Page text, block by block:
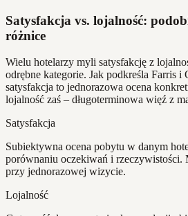
Satysfakcja vs. lojalność:
różnice
Wielu hotelarzy myli satysfakcję z
odrębne kategorie. Jak podkreśla Farris i
satysfakcja to jednorazowa ocena
lojalność zaś – długoterminowa więź z
Satysfakcja
Subiektywna ocena pobytu w danym
porównaniu oczekiwań i rzeczywistości.
przy jednorazowej wizycie.
Lojalność